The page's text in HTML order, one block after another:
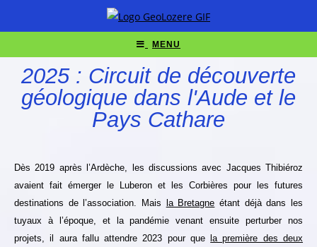
MENU
2025 : Circuit de découverte
géologique dans l'Aude et le
Pays Cathare
Dès 2019 après l’Ardèche, les discussions avec Jacques Thibiéroz
avaient fait émerger le Luberon et les Corbières pour les futures
destinations de l’association. Mais
la Bretagne étant déjà dans les
tuyaux à l’époque, et la pandémie venant ensuite perturber nos
projets, il aura fallu attendre 2023 pour que
la première des deux